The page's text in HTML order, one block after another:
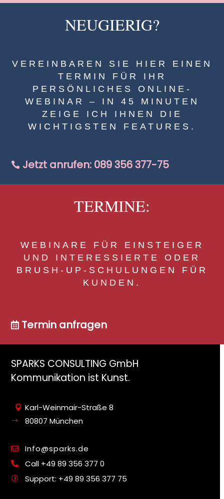
NEUGIERIG?
VEREINBAREN SIE HIER EINEN
TERMIN FÜR IHR
PERSÖNLICHES ONLINE-
WEBINAR – IN 45 MINUTEN
ZEIGE ICH IHNEN DIE
WICHTIGSTEN FEATURES.
 Jetzt anrufen: 089 356 377-75
TERMINE:
WEBINARE FÜR EINSTEIGER
UND INTERESSIERTE ODER
BRUSH-UP-SCHULUNGEN FÜR
KUNDEN.
 Termin anfragen
SPARKS CONSULTING GmbH
Kommunikation ist Kunst.
 Karl-Weinmair-Straße 8
$ 80807 München
 Info@sparks.de
 Call +49 89 356 377 0
 Support: +49 89 356 377 75